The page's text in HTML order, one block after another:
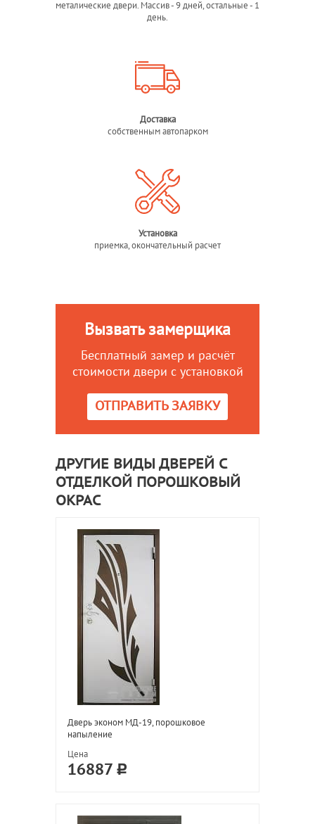
металические двери. Массив - 9 дней, остальные - 1
день.
Доставка
собственным автопарком
Установка
приемка, окончательный расчет
Вызвать замерщика
Бесплатный замер и расчёт
стоимости двери с установкой
ОТПРАВИТЬ ЗАЯВКУ
ДРУГИЕ ВИДЫ ДВЕРЕЙ С
ОТДЕЛКОЙ ПОРОШКОВЫЙ
ОКРАС
Дверь эконом МД-19, порошковое
напыление
Цена
16887